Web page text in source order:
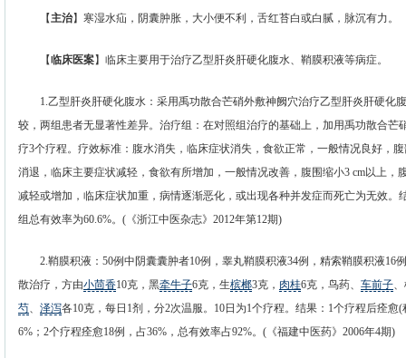
【主治】寒湿水疝，阴囊肿胀，大小便不利，舌红苔白或白腻，脉沉有力。
【临床医案】临床主要用于治疗乙型肝炎肝硬化腹水、鞘膜积液等病症。
1.乙型肝炎肝硬化腹水：采用禹功散合芒硝外敷神阙穴治疗乙型肝炎肝硬化
较，两组患者无显著性差异。治疗组：在对照组治疗的基础上，加用禹功散合芒
疗3个疗程。疗效标准：腹水消失，临床症状消失，食欲正常，一般情况良好，
消退，临床主要症状减轻，食欲有所增加，一般情况改善，腹围缩小3 cm以上，
减轻或增加，临床症状加重，病情逐渐恶化，或出现各种并发症而死亡为无效。
组总有效率为60.6%。(《浙江中医杂志》2012年第12期)
2.鞘膜积液：50例中阴囊囊肿者10例，睾丸鞘膜积液34例，精索鞘膜积液16
散治疗，方由小茴香10克，黑牵牛子6克，生槟榔3克， 肉桂6克，鸟药、 车前子
芍、 泽泻各10克，每日1剂，分2次温服。10日为1个疗程。结果：1个疗程后痊愈
6%；2个疗程痊愈18例，占36%，总有效率占92%。(《福建中医药》2006年4期)